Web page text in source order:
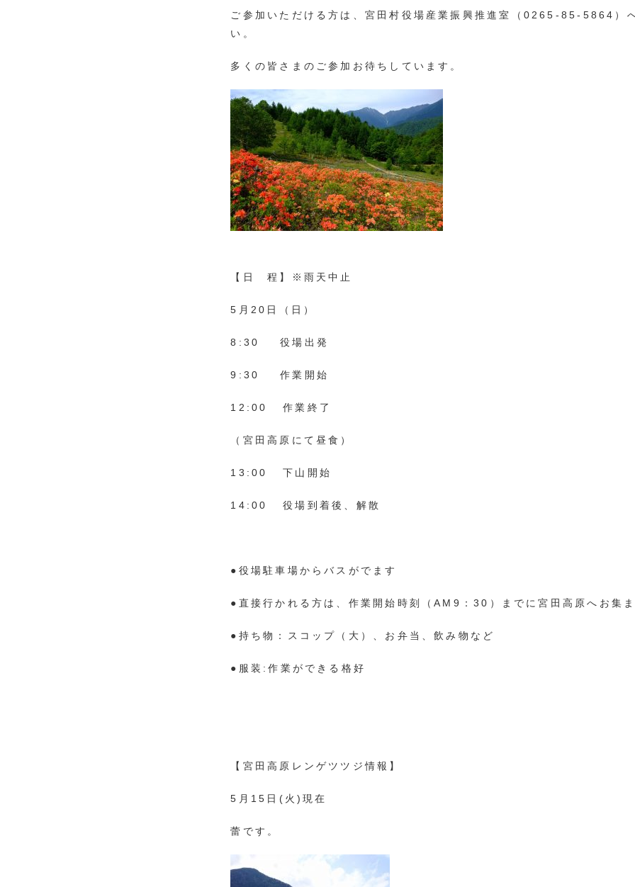
ご参加いただける方は、宮田村役場産業振興推進室（0265-85-5864）
い。
多くの皆さまのご参加お待ちしています。
【日 程】※雨天中止
5月20日（日）
8:30 役場出発
9:30 作業開始
12:00 作業終了
（宮田高原にて昼食）
13:00 下山開始
14:00 役場到着後、解散
●役場駐車場からバスがでます
●直接行かれる方は、作業開始時刻（AM9：30）までに宮田高原へお集
●持ち物：スコップ（大）、お弁当、飲み物など
●服装:作業ができる格好
【宮田高原レンゲツツジ情報】
5月15日(火)現在
蕾です。